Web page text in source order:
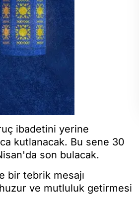
ibadetini yerine
kutlanacak. Bu sene 30
son bulacak.
bir tebrik mesajı
ve mutluluk getirmesi